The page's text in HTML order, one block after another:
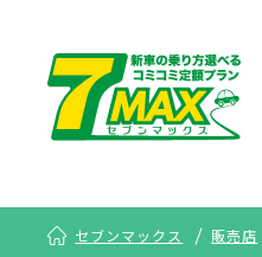
セブンマックス 販売店